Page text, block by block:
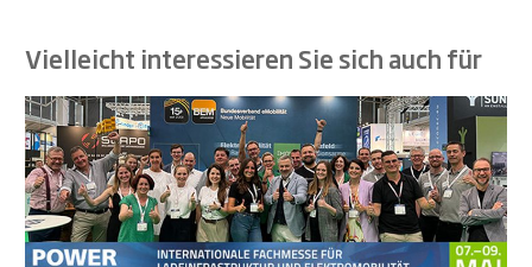
Vielleicht interessieren Sie sich auch für